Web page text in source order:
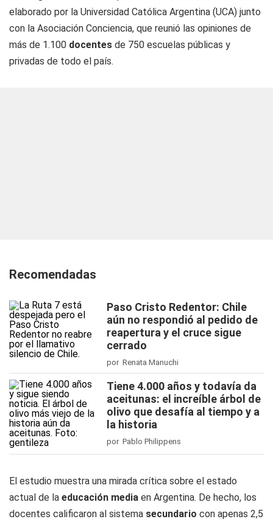
elaborado por la Universidad Católica Argentina (UCA) junto
con la Asociación Conciencia, que reunió las opiniones de
más de 1.100 docentes de 750 escuelas públicas y
privadas de todo el país.
Recomendadas
Paso Cristo Redentor: Chile
aún no respondió al pedido de
reapertura y el cruce sigue
cerrado
por Renata Manuchi
Tiene 4.000 años y todavía da
aceitunas: el increíble árbol de
olivo que desafía al tiempo y a
la historia
por Pablo Philippens
El estudio muestra una mirada crítica sobre el estado
actual de la educación media en Argentina. De hecho, los
docentes calificaron al sistema secundario con apenas 2,5